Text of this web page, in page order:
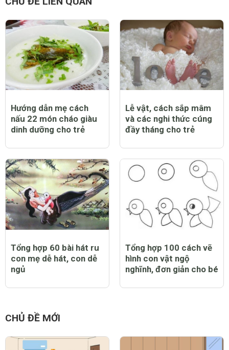
Hướng dẫn mẹ cách
nấu 22 món cháo giàu
dinh dưỡng cho trẻ
Lễ vật, cách sắp mâm
và các nghi thức cúng
đầy tháng cho trẻ
Tổng hợp 60 bài hát ru
con mẹ dễ hát, con dễ
ngủ
Tổng hợp 100 cách vẽ
hình con vật ngộ
nghĩnh, đơn giản cho bé
CHỦ ĐỀ MỚI